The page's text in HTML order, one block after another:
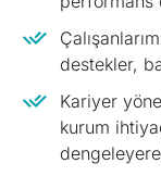
destekler,
Kariyer
kurum